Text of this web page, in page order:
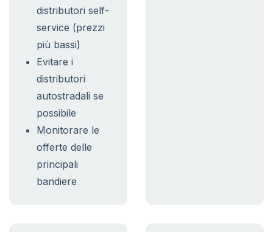
distributori self-
service (prezzi
più bassi)
Evitare i
distributori
autostradali se
possibile
Monitorare le
offerte delle
principali
bandiere